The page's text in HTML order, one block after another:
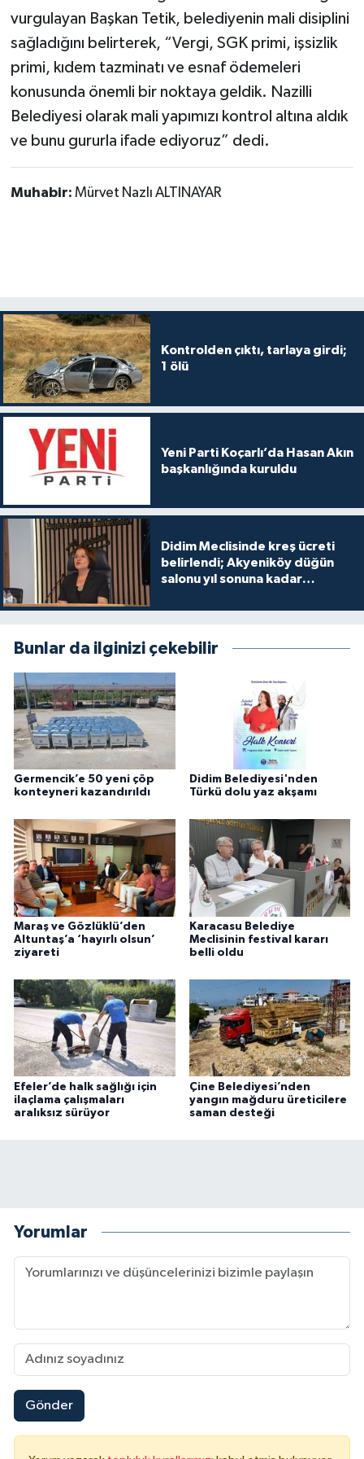
vurgulayan Başkan Tetik, belediyenin mali disiplini
sağladığını belirterek, “Vergi, SGK primi, işsizlik
primi, kıdem tazminatı ve esnaf ödemeleri
konusunda önemli bir noktaya geldik. Nazilli
Belediyesi olarak mali yapımızı kontrol altına aldık
ve bunu gururla ifade ediyoruz” dedi.
Muhabir: Mürvet Nazlı ALTINAYAR
Kontrolden çıktı, tarlaya girdi;
1 ölü
Yeni Parti Koçarlı’da Hasan Akın
başkanlığında kuruldu
Didim Meclisinde kreş ücreti
belirlendi; Akyeniköy düğün
salonu yıl sonuna kadar
Bunlar da ilginizi çekebilir
Germencik’e 50 yeni çöp
konteyneri kazandırıldı
Didim Belediyesi'nden
Türkü dolu yaz akşamı
Maraş ve Gözlüklü’den
Altuntaş’a ‘hayırlı olsun’
ziyareti
Karacasu Belediye
Meclisinin festival kararı
belli oldu
Efeler’de halk sağlığı için
ilaçlama çalışmaları
aralıksız sürüyor
Çine Belediyesi’nden
yangın mağduru üreticilere
saman desteği
Yorumlar
Gönder